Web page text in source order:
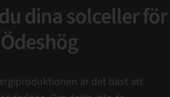
dina solceller för
är det bäst att